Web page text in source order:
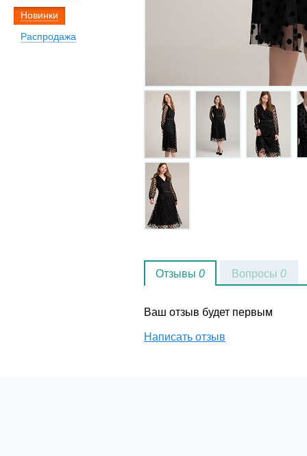
Новинки
Распродажа
Отзывы 0
Ваш отзыв будет первым
Написать отзыв
Вопросы 0